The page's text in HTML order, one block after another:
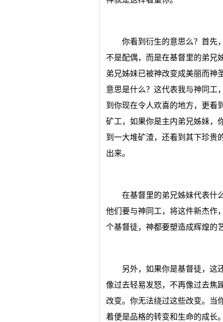
你看到衍生的意思么？首先
不是配偶，而是在基督里的弟兄
弟兄姊妹已被神改变成美丽而神
意思是什么？这代表我与神同工
到你现在令人欢喜的地方，更看
矿工，如果你是主内弟兄姊妹，
到一大堆矿渣，还看到其下珍贵
出来。
在基督里的弟兄姊妹代表什
他们要与神同工，将这件新杰作
个基督徒，神都要塑造成辉煌的
另外，如果你是基督徒，这
像过去轻易发怒，不再像过去焦
改变。你无法绕过这些改变。当
着便是品格的转变和生命的成长